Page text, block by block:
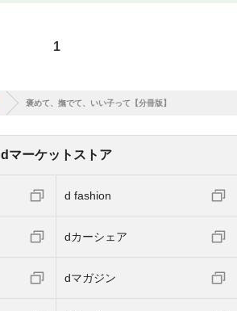
1
褒めて、撫でて、いい子って【分冊版】
dマーケットストア
d fashion
dカーシェア
dマガジン